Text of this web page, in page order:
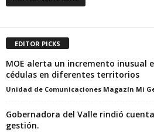
EDITOR PICKS
MOE alerta un incremento inusual
cédulas en diferentes territorios
Unidad de Comunicaciones Magazín Mi
Gobernadora del Valle rindió
gestión.